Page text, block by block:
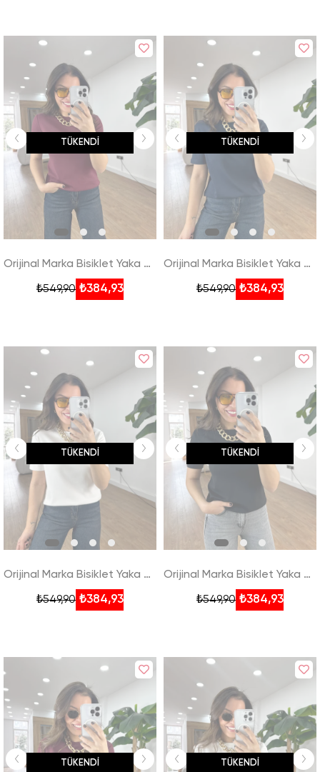
TÜKENDI
Orijinal Marka Bisiklet Yaka Kısa Kollu Tshirt - Bordo
₺384,93
₺549,90
TÜKENDI
Orijinal Marka Bisiklet Yaka Kısa Kollu Tshirt - Lacivert
₺384,93
₺549,90
TÜKENDI
Orijinal Marka Bisiklet Yaka Kısa Kollu Tshirt - Beyaz
₺384,93
₺549,90
TÜKENDI
Orijinal Marka Bisiklet Yaka Kısa Kollu Tshirt - Siyah
₺384,93
₺549,90
TÜKENDI TÜKENDI